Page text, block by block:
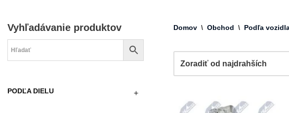
Vyhľadávanie produktov
PODĽA DIELU
Domov \ Obchod \ Podľa